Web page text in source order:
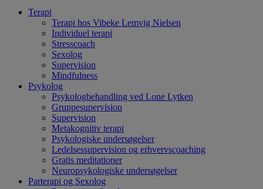
Terapi
Terapi hos Vibeke Lemvig Nielsen
Individuel terapi
Stresscoach
Sexolog
Supervision
Mindfulness
Psykolog
Psykologbehandling ved Lone Lytken
Gruppesupervision
Supervision
Metakognitiv terapi
Psykologiske undersøgelser
Ledelsessupervision og erhvervscoaching
Gratis meditationer
Neuropsykologiske undersøgelser
Parterapi og Sexolog